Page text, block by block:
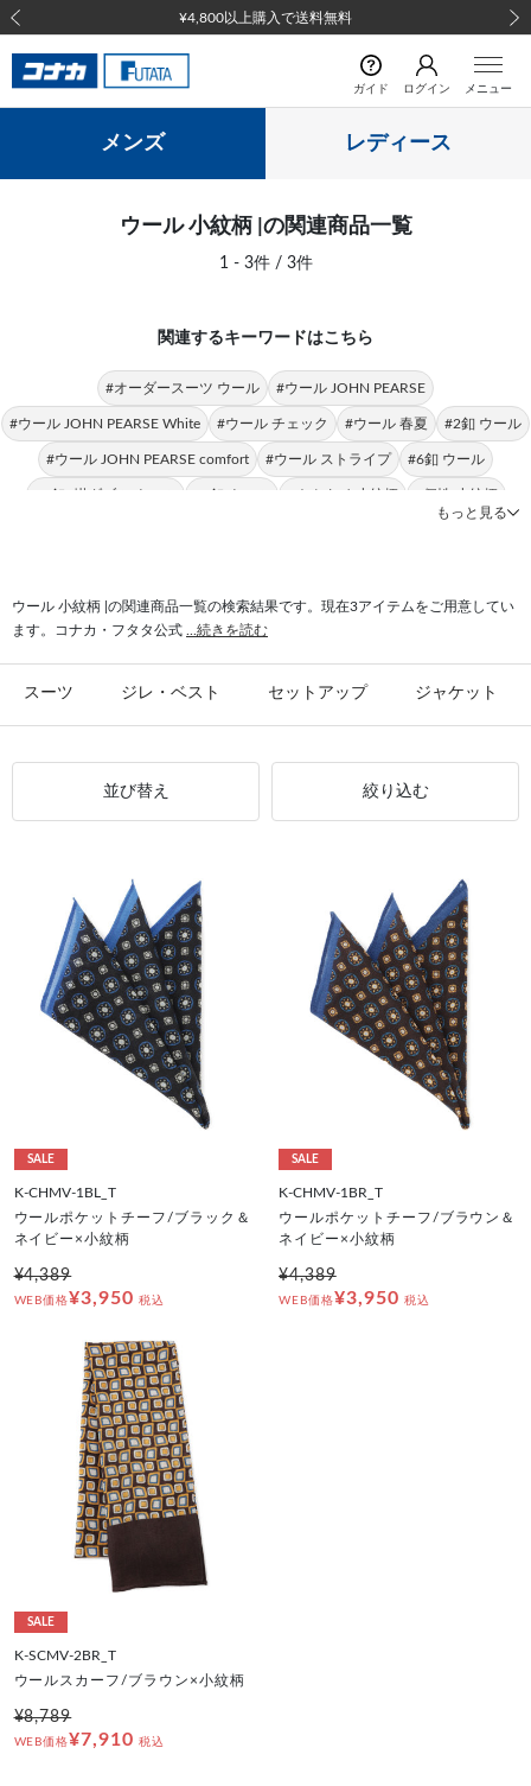
¥4,800以上購入で送料無料
前の画像
ガイド ログイン メニュー
メンズ レディース
ウール 小紋柄 |の関連商品一覧
1 - 3件 / 3件
関連するキーワードはこちら
#オーダースーツ ウール #ウール JOHN PEARSE
#ウール JOHN PEARSE White #ウール チェック #ウール 春夏 #2釦 ウール
#ウール JOHN PEARSE comfort #ウール ストライプ #6釦 ウール
#6釦2掛ダブル ウール #3釦 ウール #ネクタイ 小紋柄 #個性 小紋柄
#小紋柄 トレンド
もっと見る
ウール 小紋柄 |の関連商品一覧の検索結果です。現在3アイテムをご用意してい
ます。コナカ・フタタ公式
...続きを読む
スーツ ジレ・ベスト セットアップ ジャケット
並び替え 絞り込む
SALE
K-CHMV-1BL_T
ウールポケットチーフ/ブラック＆
ネイビー×小紋柄
¥4,389
WEB価格¥3,950 税込
SALE
K-CHMV-1BR_T
ウールポケットチーフ/ブラウン＆
ネイビー×小紋柄
¥4,389
WEB価格¥3,950 税込
SALE
K-SCMV-2BR_T
ウールスカーフ/ブラウン×小紋柄
¥8,789
WEB価格¥7,910 税込